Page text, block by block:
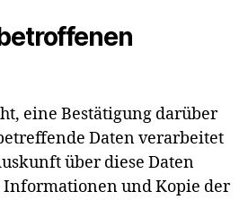
eine Bestätigung darüber
Daten verarbeitet
über diese Daten
und Kopie der